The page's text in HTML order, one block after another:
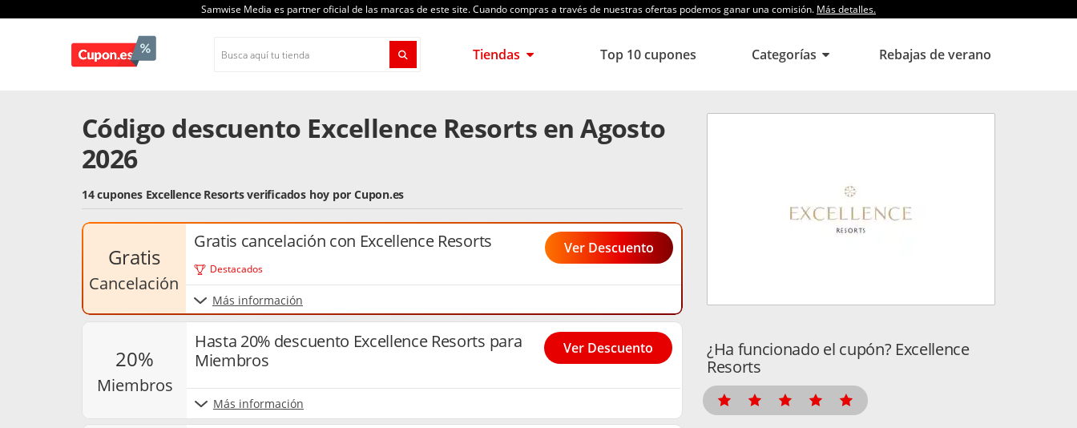
Samwise Media es partner oficial de las marcas de este site. Cuando compras a través de nuestras ofertas podemos ganar una comisión. Más detalles.
Tiendas Top 10 cupones Categorías Rebajas de verano
Código descuento Excellence Resorts en Agosto
2026
14 cupones Excellence Resorts verificados hoy por Cupon.es
Destacados
gratis
cancelación
Gratis cancelación con Excellence Resorts
Más información
Ver Descuento
20%
miembros
Hasta 20% descuento Excellence Resorts para
Miembros
Más información
Ver Descuento
¿Ha funcionado el cupón? Excellence
Resorts